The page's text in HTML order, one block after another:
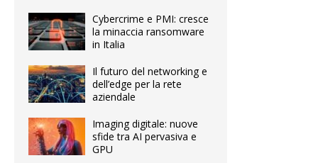
Cybercrime e PMI: cresce
la minaccia ransomware
in Italia
Il futuro del networking e
dell’edge per la rete
aziendale
Imaging digitale: nuove
sfide tra AI pervasiva e
GPU